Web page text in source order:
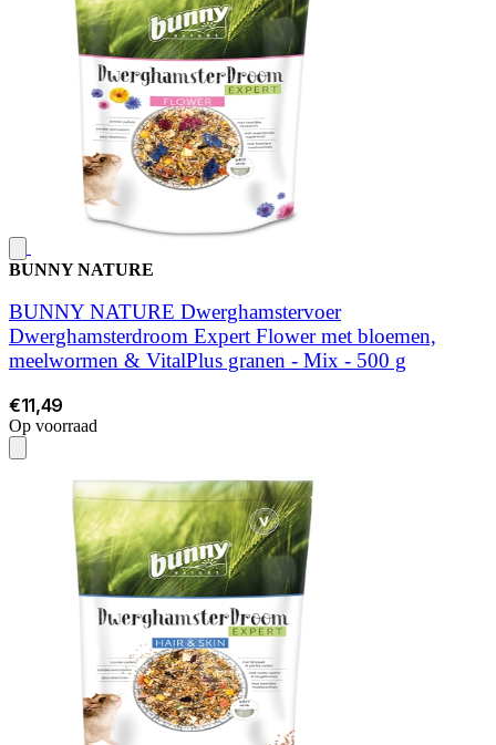
BUNNY NATURE
BUNNY NATURE Dwerghamstervoer
Dwerghamsterdroom Expert Flower met bloemen,
meelwormen & VitalPlus granen - Mix - 500 g
€11,49
Op voorraad